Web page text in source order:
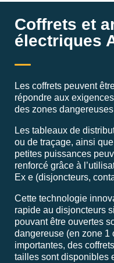
Coffrets et
électriques
Les coffrets peuvent
répondre aux
des zones
Les tableaux de
ou de traçage, ainsi
petites puissances
renforcé grâce à
Ex e (disjoncteurs,
Cette technologie
rapide au disjoncteurs
pouvant être ouvertes
dangereuse (en zone 1
importantes, des
tailles sont disponibles